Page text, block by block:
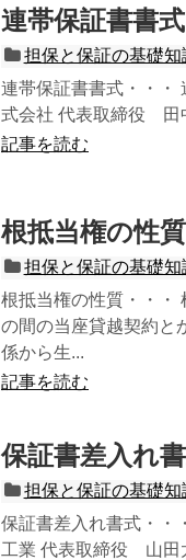
連帯保証書書式
担保と保証の基礎知
連帯保証書書式・・・
式会社 代表取締役 田
記事を読む
根抵当権の性
担保と保証の基礎知
根抵当権の性質・・・
の間の当座貸越契約と
係から生...
記事を読む
保証書差入れ
担保と保証の基礎知
保証書差入れ書式・・
工業 代表取締役 山田